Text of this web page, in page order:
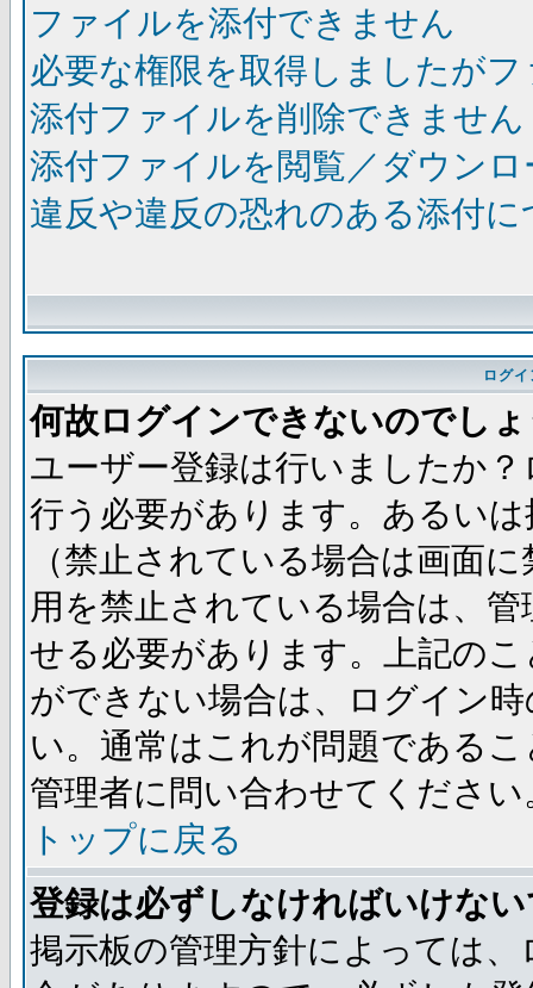
ファイルを添付できません
必要な権限を取得しましたが
添付ファイルを削除できません
添付ファイルを閲覧／ダウン
違反や違反の恐れのある添付
ログ
何故ログインできないのでし
ユーザー登録は行いましたか
行う必要があります。あるい
（禁止されている場合は画面
用を禁止されている場合は、
せる必要があります。上記の
ができない場合は、ログイン
い。通常はこれが問題である
管理者に問い合わせてください
トップに戻る
登録は必ずしなければいけな
掲示板の管理方針によっては